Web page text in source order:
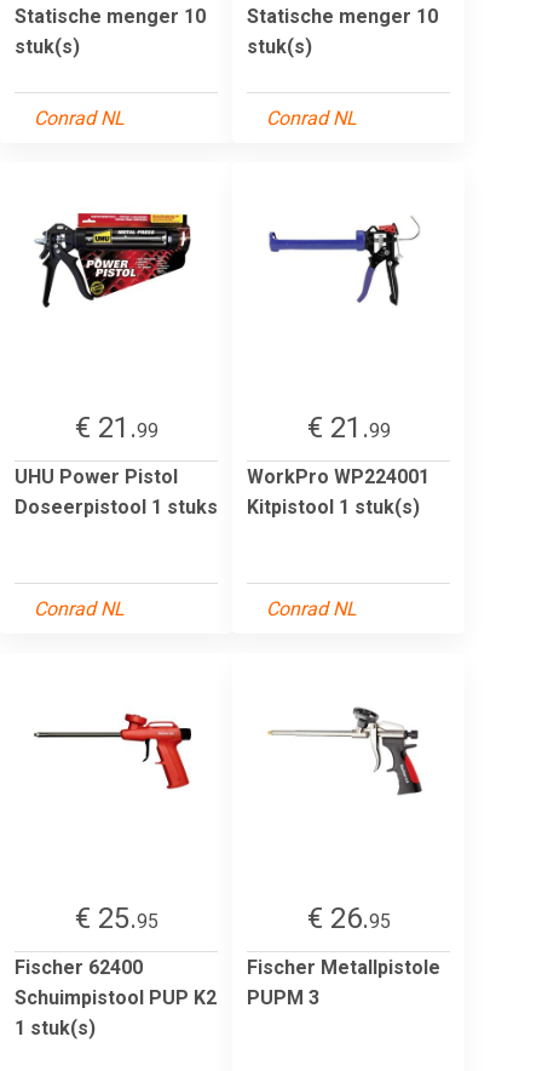
Statische menger 10
stuk(s)
Conrad NL
Statische menger 10
stuk(s)
Conrad NL
€ 21.99
UHU Power Pistol
Doseerpistool 1 stuks
Conrad NL
€ 21.99
WorkPro WP224001
Kitpistool 1 stuk(s)
Conrad NL
€ 25.95
Fischer 62400
Schuimpistool PUP K2
1 stuk(s)
€ 26.95
Fischer Metallpistole
PUPM 3